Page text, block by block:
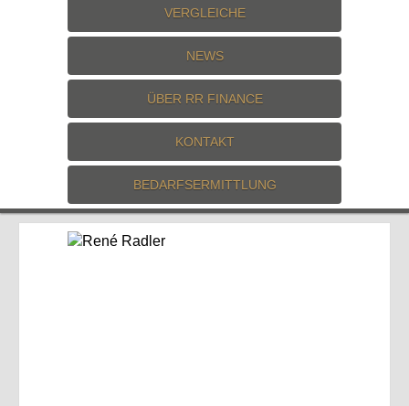
VERGLEICHE
NEWS
ÜBER RR FINANCE
KONTAKT
BEDARFSERMITTLUNG